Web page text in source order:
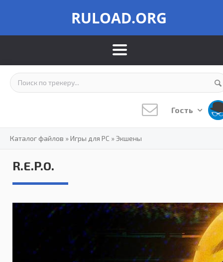
RULOAD.ORG
Гость
Каталог файлов »Игры для PC »Экшены
R.E.P.O.